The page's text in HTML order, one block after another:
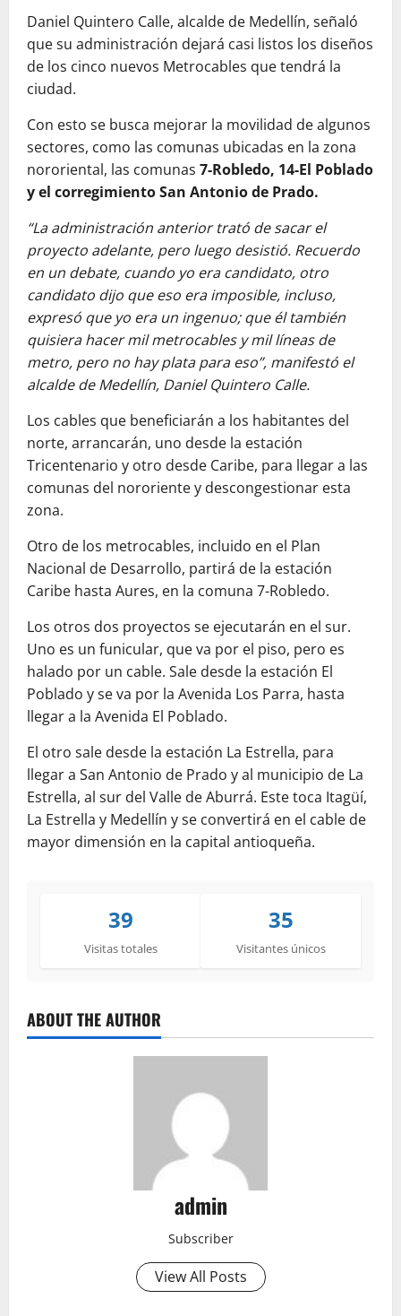
Daniel Quintero Calle, alcalde de Medellín, señaló
que su administración dejará casi listos los diseños
de los cinco nuevos Metrocables que tendrá la
ciudad.
Con esto se busca mejorar la movilidad de algunos
sectores, como las comunas ubicadas en la zona
nororiental, las comunas 7-Robledo, 14-El Poblado
y el corregimiento San Antonio de Prado.
“La administración anterior trató de sacar el
proyecto adelante, pero luego desistió. Recuerdo
en un debate, cuando yo era candidato, otro
candidato dijo que eso era imposible, incluso,
expresó que yo era un ingenuo; que él también
quisiera hacer mil metrocables y mil líneas de
metro, pero no hay plata para eso”, manifestó el
alcalde de Medellín, Daniel Quintero Calle.
Los cables que beneficiarán a los habitantes del
norte, arrancarán, uno desde la estación
Tricentenario y otro desde Caribe, para llegar a las
comunas del nororiente y descongestionar esta
zona.
Otro de los metrocables, incluido en el Plan
Nacional de Desarrollo, partirá de la estación
Caribe hasta Aures, en la comuna 7-Robledo.
Los otros dos proyectos se ejecutarán en el sur.
Uno es un funicular, que va por el piso, pero es
halado por un cable. Sale desde la estación El
Poblado y se va por la Avenida Los Parra, hasta
llegar a la Avenida El Poblado.
El otro sale desde la estación La Estrella, para
llegar a San Antonio de Prado y al municipio de La
Estrella, al sur del Valle de Aburrá. Este toca Itagüí,
La Estrella y Medellín y se convertirá en el cable de
mayor dimensión en la capital antioqueña.
39
Visitas totales
35
Visitantes únicos
ABOUT THE AUTHOR
admin
Subscriber
View All Posts